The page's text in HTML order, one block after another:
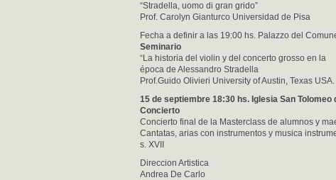
“Stradella, uomo di gran grido”
Prof. Carolyn Gianturco Universidad de Pisa
Fecha a definir a las 19:00 hs. Palazzo del
Seminario
“La historia del violin y del concerto grosso en la
época de Alessandro Stradella
Prof.Guido Olivieri University of Austin, Texas USA.
15 de septiembre 18:30 hs. Iglesia San Tolomeo
Concierto
Concierto final de la Masterclass de alumnos y
Cantatas, arias con instrumentos y musica
s. XVII
Direccion Artistica
Andrea De Carlo